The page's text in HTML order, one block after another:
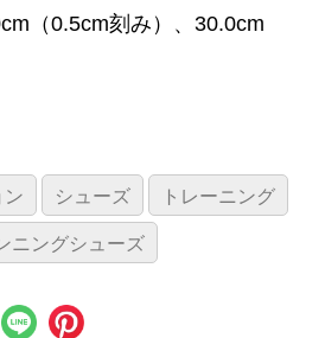
（0.5cm刻み）、30.0cm
ン シューズ トレーニング
ニングシューズ